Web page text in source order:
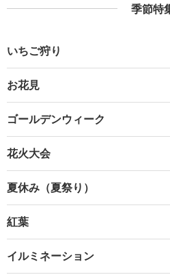
季節特
いちご狩り
お花見
ゴールデンウィーク
花火大会
夏休み（夏祭り）
紅葉
イルミネーション